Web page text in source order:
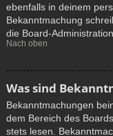
ebenfalls in deinem
Bekanntmachung
die Board-
Nach oben
Was sind
Bekanntmachungen
dem Bereich des
stets lesen.